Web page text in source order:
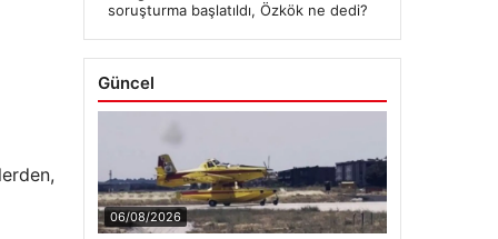
soruşturma başlatıldı, Özkök ne dedi?
Güncel
06/08/2026